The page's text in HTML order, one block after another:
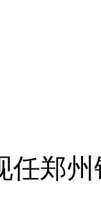
任郑